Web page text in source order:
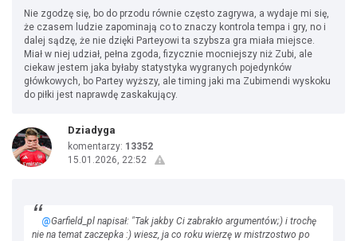
Nie zgodzę się, bo do przodu równie często zagrywa, a wydaje mi się,
że czasem ludzie zapominają co to znaczy kontrola tempa i gry, no i
dalej sądzę, że nie dzięki Parteyowi ta szybsza gra miała miejsce.
Miał w niej udział, pełna zgoda, fizycznie mocniejszy niż Zubi, ale
ciekaw jestem jaka byłaby statystyka wygranych pojedynków
główkowych, bo Partey wyższy, ale timing jaki ma Zubimendi wyskoku
do piłki jest naprawdę zaskakujący.
Dziadyga
komentarzy: 13352
15.01.2026, 22:52
@Garfield_pl napisał: "Tak jakby Ci zabrakło argumentów;) i trochę
nie na temat zaczepka :) wiesz, ja co roku wierzę w mistrzostwo po